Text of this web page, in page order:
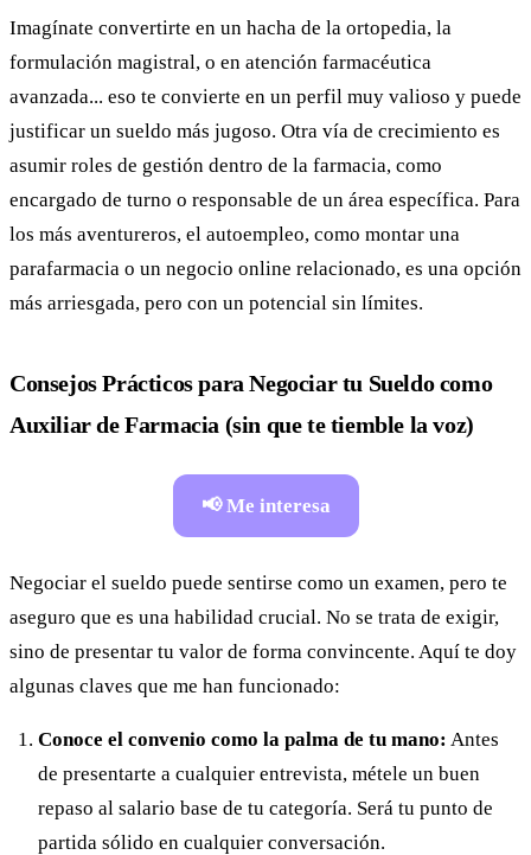
Imagínate convertirte en un hacha de la ortopedia, la
formulación magistral, o en atención farmacéutica
avanzada... eso te convierte en un perfil muy valioso y puede
justificar un sueldo más jugoso. Otra vía de crecimiento es
asumir roles de gestión dentro de la farmacia, como
encargado de turno o responsable de un área específica. Para
los más aventureros, el autoempleo, como montar una
parafarmacia o un negocio online relacionado, es una opción
más arriesgada, pero con un potencial sin límites.
Consejos Prácticos para Negociar tu Sueldo como
Auxiliar de Farmacia (sin que te tiemble la voz)
📢 Me interesa
Negociar el sueldo puede sentirse como un examen, pero te
aseguro que es una habilidad crucial. No se trata de exigir,
sino de presentar tu valor de forma convincente. Aquí te doy
algunas claves que me han funcionado:
Conoce el convenio como la palma de tu mano: Antes
de presentarte a cualquier entrevista, métele un buen
repaso al salario base de tu categoría. Será tu punto de
partida sólido en cualquier conversación.